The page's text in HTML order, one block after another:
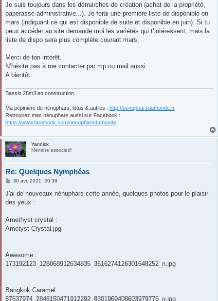
Je suis toujours dans les démarches de création (achat de la propriété,
paperasse administrative...). Je ferai une première liste de disponible en
mars (indiquant ce qui est disponible de suite et disponible en juin). Si tu
peux accéder au site demande moi les variétés qui t’intéressent, mais la
liste de dispo sera plus complète courant mars.
Merci de ton intérêt.
N’hésite pas à me contacter par mp ou mail aussi.
A bientôt.
Bassin 28m3 en construction.
Ma pépinière de nénuphars, lotus & autres : http://nenupharsdumonde.fr
Retrouvez mes nénuphars aussi sur Facebook :
https://www.facebook.com/nenupharsdumonde
Yannick
Membre associatif
Re: Quelques Nymphéas
M
s
a
30 avr. 2021, 20:38
J'ai de nouveaux nénuphars cette année, quelques photos pour le plaisir
des yeux :
Amethyst crystal :
Ametyst-Crystal.jpg
Awesome :
173192123_128068912634835_3616274126301648252_n.jpg
Bangkok Caramel :
87637974_2848150471912292_8301969408603979776_n.jpg